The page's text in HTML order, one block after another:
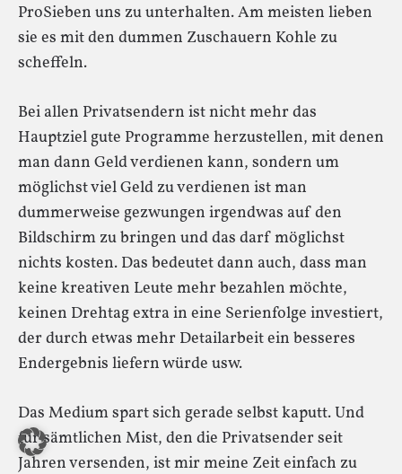
ProSieben uns zu unterhalten. Am meisten lieben
sie es mit den dummen Zuschauern Kohle zu
scheffeln.
Bei allen Privatsendern ist nicht mehr das
Hauptziel gute Programme herzustellen, mit denen
man dann Geld verdienen kann, sondern um
möglichst viel Geld zu verdienen ist man
dummerweise gezwungen irgendwas auf den
Bildschirm zu bringen und das darf möglichst
nichts kosten. Das bedeutet dann auch, dass man
keine kreativen Leute mehr bezahlen möchte,
keinen Drehtag extra in eine Serienfolge investiert,
der durch etwas mehr Detailarbeit ein besseres
Endergebnis liefern würde usw.
Das Medium spart sich gerade selbst kaputt. Und
für sämtlichen Mist, den die Privatsender seit
Jahren versenden, ist mir meine Zeit einfach zu